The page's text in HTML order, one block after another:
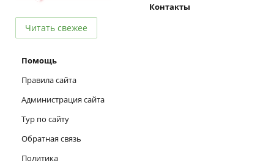
Читать свежее
Контакты
Помощь
Правила сайта
Администрация сайта
Тур по сайту
Обратная связь
Политика